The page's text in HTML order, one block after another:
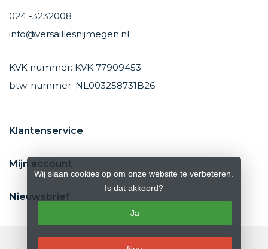
024 -3232008
info@versaillesnijmegen.nl
KVK nummer: KVK 77909453
btw-nummer: NL003258731B26
Klantenservice
Mijn account
Nieuwsbrief
Wij slaan cookies op om onze website te verbeteren.
Is dat akkoord?
Ja